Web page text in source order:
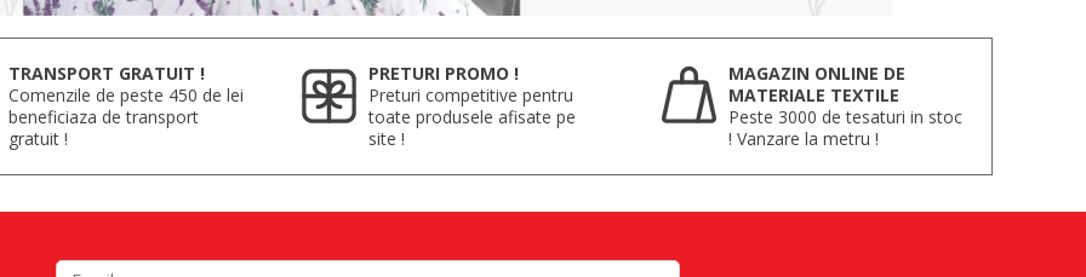
TRANSPORT GRATUIT !
Comenzile de peste 450 de lei
beneficiaza de transport
gratuit !
PRETURI PROMO !
Preturi competitive pentru
toate produsele afisate pe
site !
MAGAZIN ONLINE DE
MATERIALE TEXTILE
Peste 3000 de tesaturi in stoc
! Vanzare la metru !